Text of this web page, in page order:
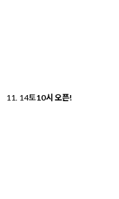
11. 14토10시 오픈!